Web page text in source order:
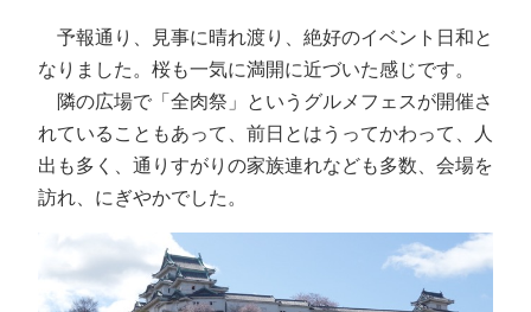
予報通り、見事に晴れ渡り、絶好のイベント日和と
なりました。桜も一気に満開に近づいた感じです。
隣の広場で「全肉祭」というグルメフェスが開催さ
れていることもあって、前日とはうってかわって、人
出も多く、通りすがりの家族連れなども多数、会場を
訪れ、にぎやかでした。